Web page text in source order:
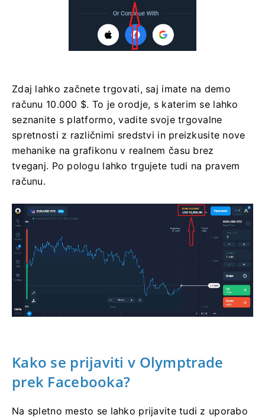
Zdaj lahko začnete trgovati, saj imate na demo
računu 10.000 $. To je orodje, s katerim se lahko
seznanite s platformo, vadite svoje trgovalne
spretnosti z različnimi sredstvi in ​​preizkusite nove
mehanike na grafikonu v realnem času brez
tveganj. Po pologu lahko trgujete tudi na pravem
računu.
Kako se prijaviti v Olymptrade
prek Facebooka?
Na spletno mesto se lahko prijavite tudi z uporabo